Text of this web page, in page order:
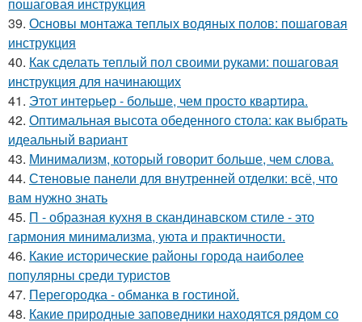
39. Основы монтажа теплых водяных полов: пошаговая
инструкция
40. Как сделать теплый пол своими руками: пошаговая
инструкция для начинающих
41. Этот интерьер - больше, чем просто квартира.
42. Оптимальная высота обеденного стола: как выбрать
идеальный вариант
43. Минимализм, который говорит больше, чем слова.
44. Стеновые панели для внутренней отделки: всё, что
вам нужно знать
45. П - образная кухня в скандинавском стиле - это
гармония минимализма, уюта и практичности.
46. Какие исторические районы города наиболее
популярны среди туристов
47. Перегородка - обманка в гостиной.
48. Какие природные заповедники находятся рядом со